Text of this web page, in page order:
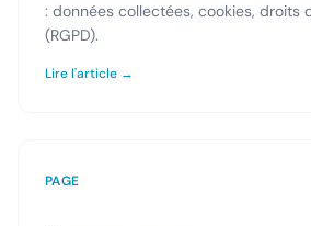
: données collectées, cookies, droits
(RGPD).
Lire l'article →
PAGE